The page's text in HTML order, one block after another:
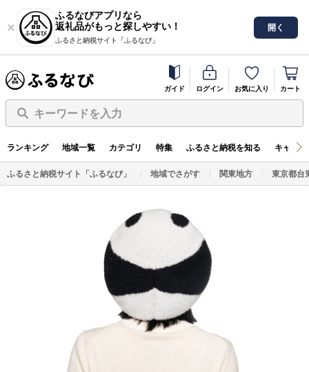
ふるなびアプリなら
返礼品がもっと探しやすい！
ふるさと納税サイト「ふるなび」
開く
ガイド ログイン お気に入り カート
キーワードを入力
ランキング 地域一覧 カテゴリ 特集 ふるさと納税を知る キャン
ふるさと納税サイト「ふるなび」 地域でさがす 関東地方 東京都台